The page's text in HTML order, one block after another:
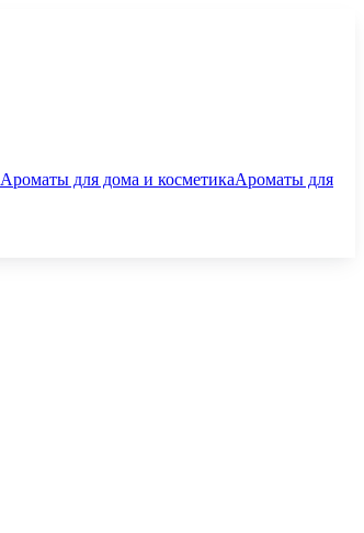
Ароматы для дома и косметикаАроматы для